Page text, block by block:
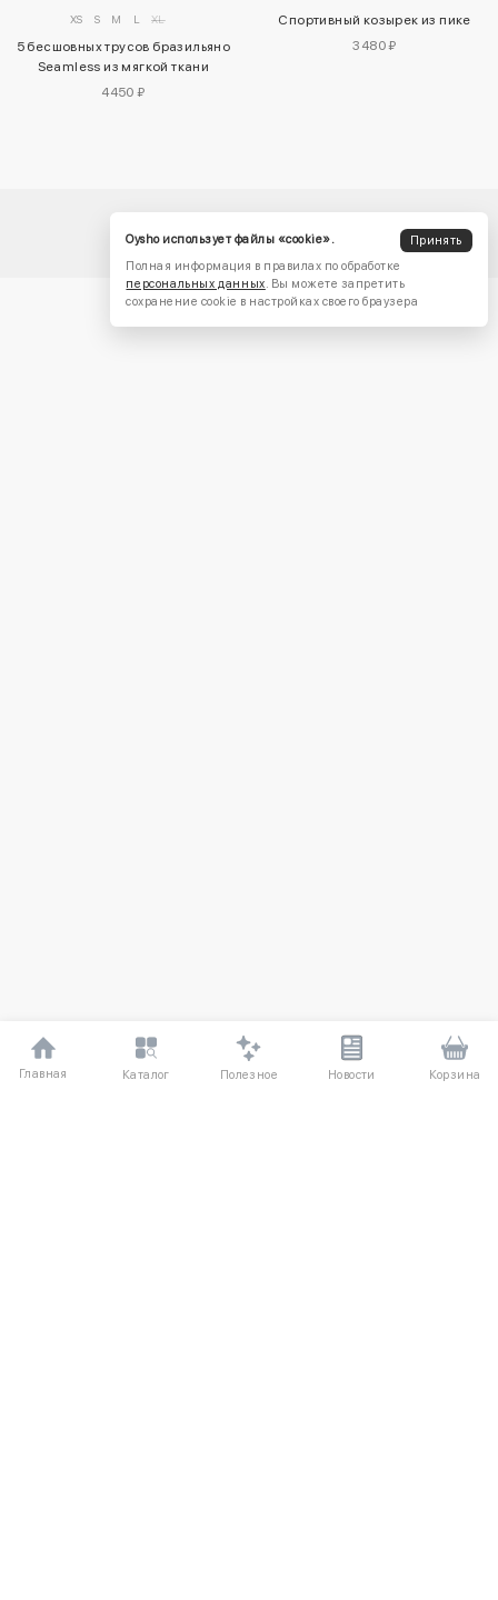
XS S M L XL
5 бесшовных трусов бразильяно
Seamless из мягкой ткани
4450 ₽
Спортивный козырек из пике
3480 ₽
Главная Каталог Полезное Новости Корзина
Oysho использует файлы «cookie».
Принять
Полная информация в правилах по обработке
персональных данных. Вы можете запретить
сохранение cookie в настройках своего браузера